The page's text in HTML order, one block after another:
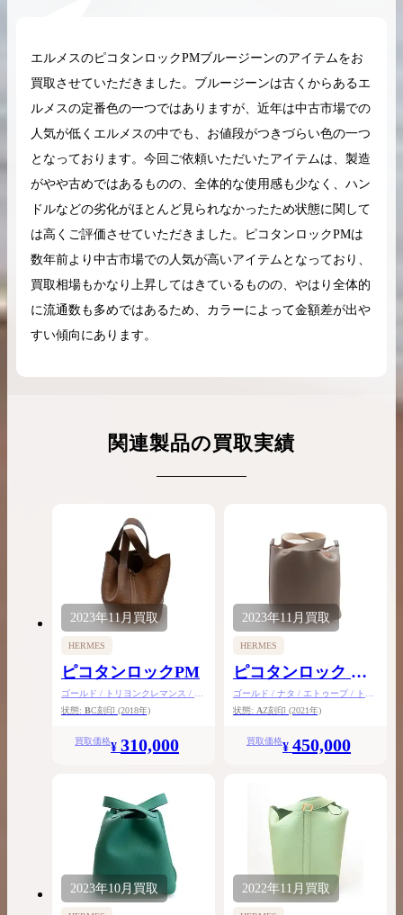
エルメスのピコタンロックPMブルージーンのアイテムをお
買取させていただきました。ブルージーンは古くからあるエ
ルメスの定番色の一つではありますが、近年は中古市場での
人気が低くエルメスの中でも、お値段がつきづらい色の一つ
となっております。今回ご依頼いただいたアイテムは、製造
がやや古めではあるものの、全体的な使用感も少なく、ハン
ドルなどの劣化がほとんど見られなかったため状態に関して
は高くご評価させていただきました。ピコタンロックPMは
数年前より中古市場での人気が高いアイテムとなっており、
買取相場もかなり上昇してはきているものの、やはり全体的
に流通数も多めではあるため、カラーによって金額差が出や
すい傾向にあります。
関連製品の買取実績
2023年11月買取
HERMES
ピコタンロックPM
ゴールド / トリヨンクレマンス / シ
ルバー金具
状態: BC刻印 (2018年)
買取価格¥ 310,000
2023年11月買取
HERMES
ピコタンロック カ
ザックPM
ゴールド / ナタ / エトゥープ / トリ
ヨンクレマンス / シルバー金具
状態: AZ刻印 (2021年)
買取価格¥ 450,000
2023年10月買取 2022年11月 買取